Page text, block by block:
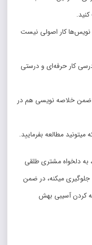
نویس‌ها کار اصولی نیست
درسی کار حرفه‌ای و درستی
در ضمن خلاصه نویسی هم در
میتونید مطالعه بفرمایید.
دلخواه مشتری طلقی
میکنه، در ضمن
کردن آسیبی بهش